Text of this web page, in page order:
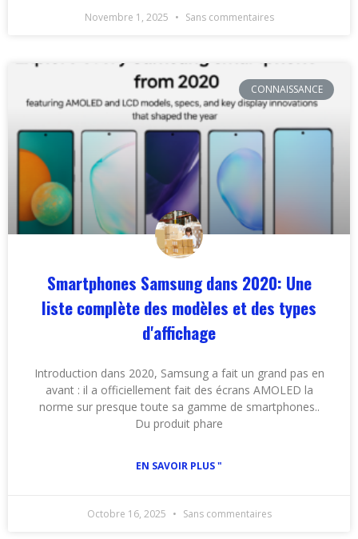
Novembre 1, 2025 Sans commentaires
CONNAISSANCE
Smartphones Samsung dans 2020: Une
liste complète des modèles et des types
d'affichage
Introduction dans 2020, Samsung a fait un grand pas en
avant : il a officiellement fait des écrans AMOLED la
norme sur presque toute sa gamme de smartphones..
Du produit phare
EN SAVOIR PLUS "
Octobre 16, 2025 Sans commentaires